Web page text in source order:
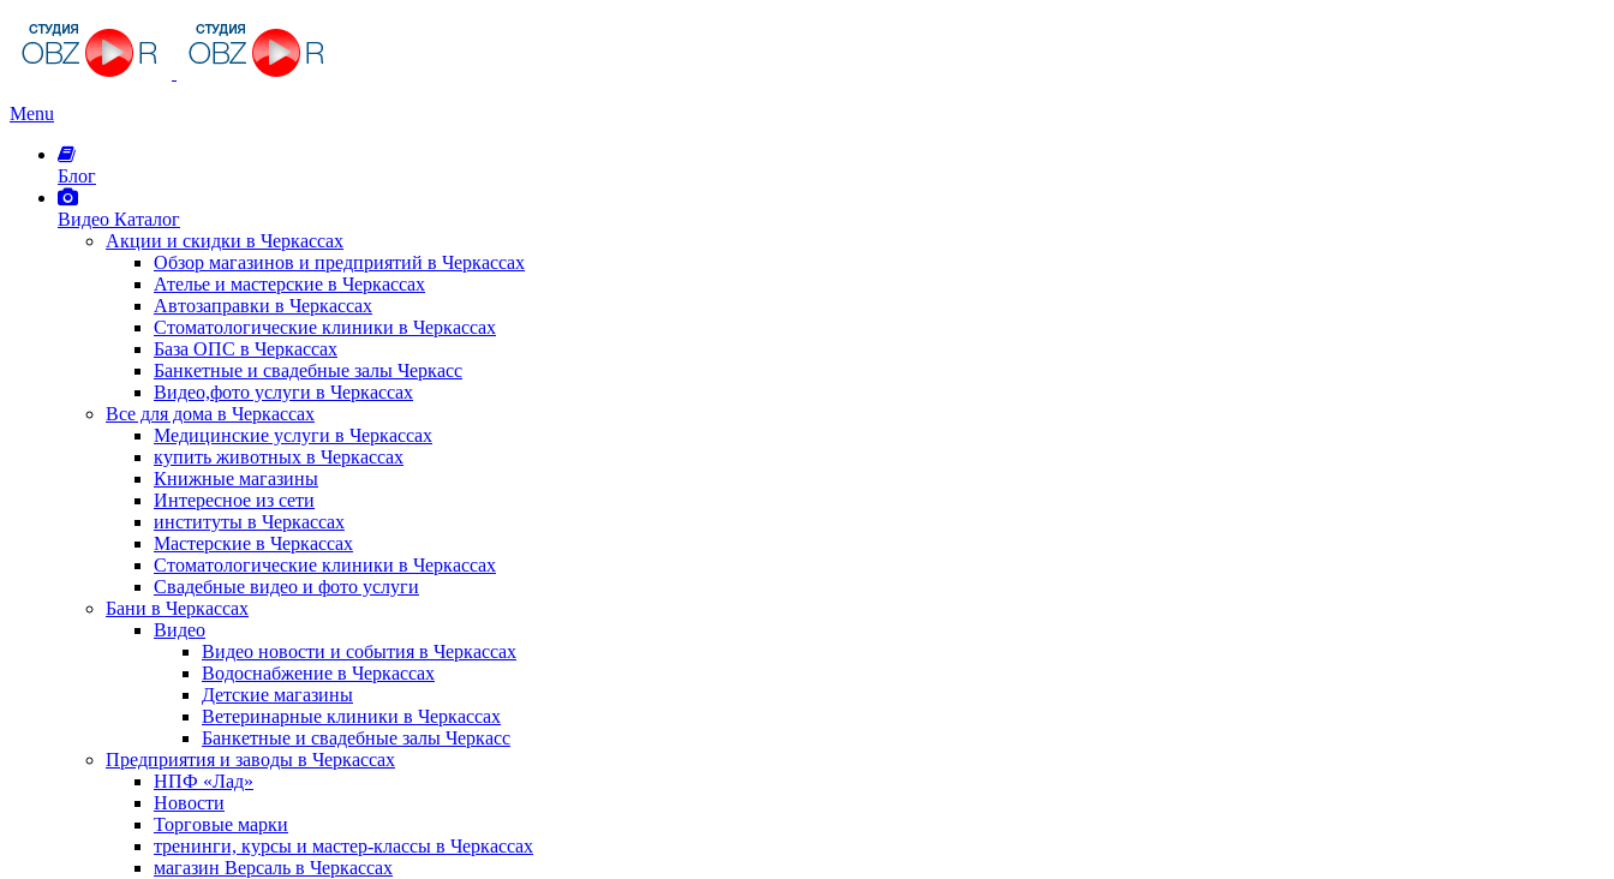
Menu
Блог
Видео Каталог
Акции и скидки в Черкассах
Обзор магазинов и предприятий в Черкассах
Ателье и мастерские в Черкассах
Автозаправки в Черкассах
Стоматологические клиники в Черкассах
База ОПС в Черкассах
Банкетные и свадебные залы Черкасс
Видео,фото услуги в Черкассах
Все для дома в Черкассах
Медицинские услуги в Черкассах
купить животных в Черкассах
Книжные магазины
Интересное из сети
институты в Черкассах
Мастерские в Черкассах
Стоматологические клиники в Черкассах
Свадебные видео и фото услуги
Бани в Черкассах
Видео
Видео новости и события в Черкассах
Водоснабжение в Черкассах
Детские магазины
Ветеринарные клиники в Черкассах
Банкетные и свадебные залы Черкасс
Предприятия и заводы в Черкассах
НПФ «Лад»
Новости
Торговые марки
тренинги, курсы и мастер-классы в Черкассах
магазин Версаль в Черкассах